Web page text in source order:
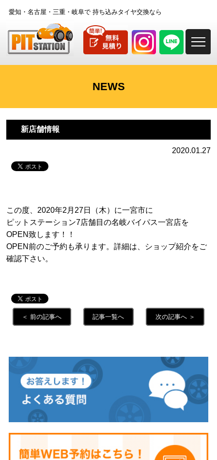
愛知・名古屋・三重・岐阜で持ち込みタイヤ交換なら
NEWS
新店舗情報
2020.01.27
この度、2020年2月27日（木）に一宮市に
ピットステーション7店舗目の名岐バイパス一宮店を
OPEN致します！！
OPEN前のご予約も承ります。詳細は、ショップ紹介をご
確認下さい。
＜ 前の記事へ 記事一覧へ 次の記事へ ＞